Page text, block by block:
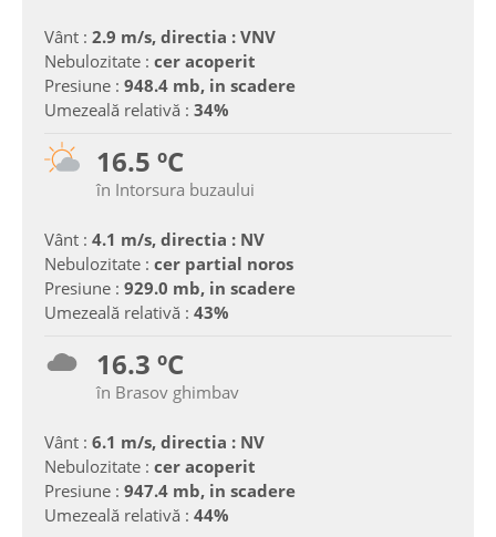
Vânt : 2.9 m/s, directia : VNV
Nebulozitate : cer acoperit
Presiune : 948.4 mb, in scadere
Umezeală relativă : 34%
16.5 ºC
în Intorsura buzaului
Vânt : 4.1 m/s, directia : NV
Nebulozitate : cer partial noros
Presiune : 929.0 mb, in scadere
Umezeală relativă : 43%
16.3 ºC
în Brasov ghimbav
Vânt : 6.1 m/s, directia : NV
Nebulozitate : cer acoperit
Presiune : 947.4 mb, in scadere
Umezeală relativă : 44%